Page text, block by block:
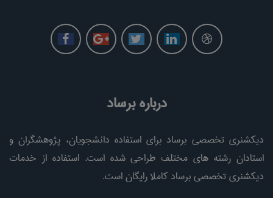
درباره برساد
دیکشنری تخصصی برساد برای استفاده دانشجویان، پژوهشگران و
استادان رشته های مختلف طراحی شده است. استفاده از خدمات
دیکشنری تخصصی برساد کاملا رایگان است.